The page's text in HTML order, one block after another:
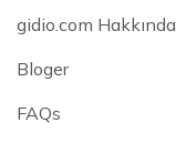
gidio.com Hakkında
Bloger
FAQs